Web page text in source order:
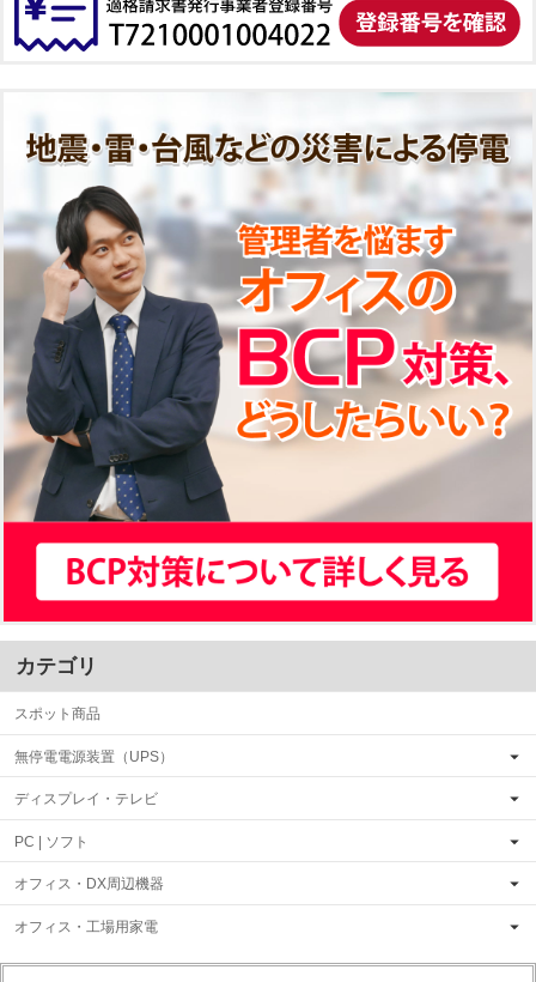
カテゴリ
スポット商品
無停電電源装置（UPS）
ディスプレイ・テレビ
PC | ソフト
オフィス・DX周辺機器
オフィス・工場用家電